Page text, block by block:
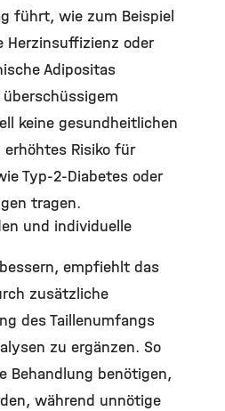
führt, wie zum Beispiel
oder
Adipositas
keine gesundheitlichen
erhöhtes Risiko für
Typ-2-Diabetes oder
tragen.
und individuelle
empfiehlt das
zusätzliche
des Taillenumfangs
zu ergänzen. So
Behandlung benötigen,
während unnötige